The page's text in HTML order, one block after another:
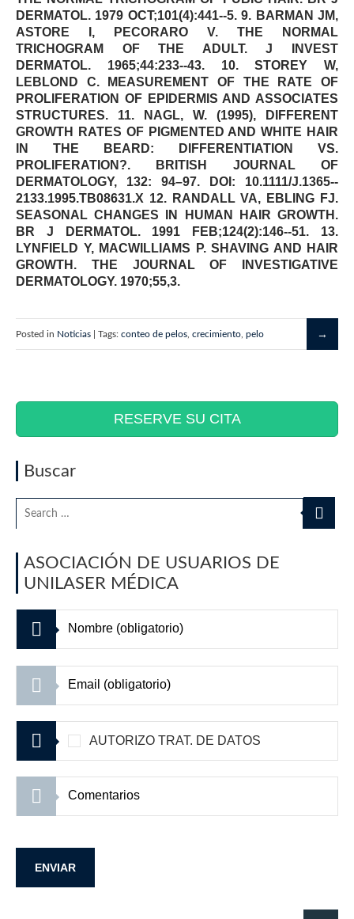
RESERVE SU CITA
Buscar
ASOCIACIÓN DE USUARIOS DE
UNILASER MÉDICA
AUTORIZO TRAT. DE DATOS
DERMATOL. 1979 OCT;101(4):441-­‐5. 9. BARMAN JM,
ASTORE I, PECORARO V. THE NORMAL
TRICHOGRAM OF THE ADULT. J INVEST
DERMATOL. 1965;44:233-­‐43. 10. STOREY W,
LEBLOND C. MEASUREMENT OF THE RATE OF
PROLIFERATION OF EPIDERMIS AND ASSOCIATES
STRUCTURES. 11. NAGL, W. (1995), DIFFERENT
GROWTH RATES OF PIGMENTED AND WHITE HAIR
IN THE BEARD: DIFFERENTIATION VS.
PROLIFERATION?. BRITISH JOURNAL OF
DERMATOLOGY, 132: 94–97. DOI: 10.1111/J.1365-­‐
2133.1995.TB08631.X 12. RANDALL VA, EBLING FJ.
SEASONAL CHANGES IN HUMAN HAIR GROWTH.
BR J DERMATOL. 1991 FEB;124(2):146-­‐51. 13.
LYNFIELD Y, MACWILLIAMS P. SHAVING AND HAIR
GROWTH. THE JOURNAL OF INVESTIGATIVE
DERMATOLOGY. 1970;55,3.
Posted in Noticias | Tags: conteo de pelos crecimiento pelo